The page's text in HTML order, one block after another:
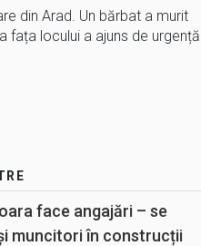
din Arad. Un bărbat a murit
fața locului a ajuns de urgență
face angajări – se
muncitori în construcții